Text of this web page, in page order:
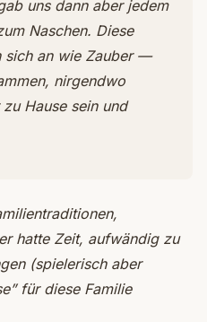
uns dann aber jedem
Naschen. Diese
sich an wie Zauber —
nirgendwo
Hause sein und
hatte Zeit, aufwändig zu
(spielerisch aber
für diese Familie